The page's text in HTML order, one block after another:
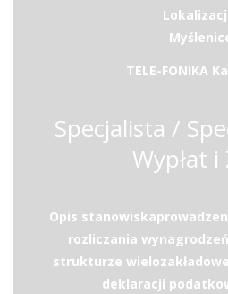
TELE-FONIKA
Specjalista /
Wypłat i
Opis
rozliczania
strukturze
deklaracji